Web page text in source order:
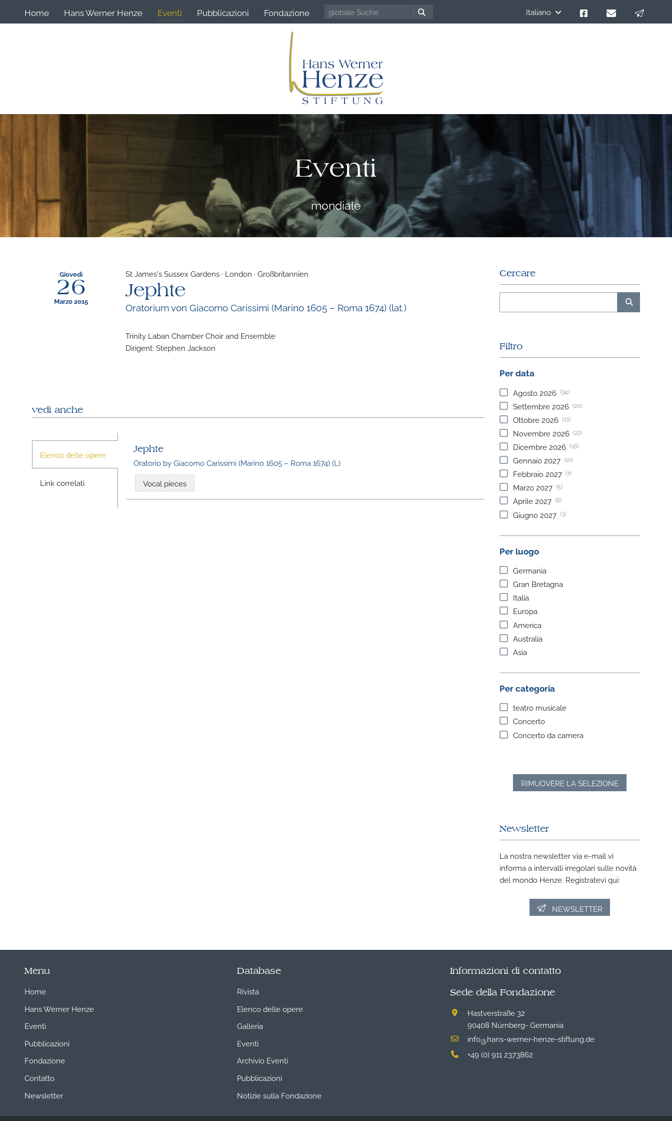
Home Hans Werner Henze Eventi Pubblicazioni Fondazione Italiano
Eventi
mondiale
Giovedì
26
Marzo 2015
St James's Sussex Gardens · London · Großbritannien
Jephte
Oratorium von Giacomo Carissimi (Marino 1605 – Roma 1674) (lat.)
Trinity Laban Chamber Choir and Ensemble
Dirigent: Stephen Jackson
vedi anche
Elenco delle opere
Link correlati
Jephte
Oratorio by Giacomo Carissimi (Marino 1605 – Roma 1674) (L)
Vocal pieces
Cercare
Filtro
Per data
Agosto 2026 (34)
Settembre 2026 (20)
Ottobre 2026 (21)
Novembre 2026 (22)
Dicembre 2026 (16)
Gennaio 2027 (10)
Febbraio 2027 (7)
Marzo 2027 (5)
Aprile 2027 (6)
Giugno 2027 (3)
Per luogo
Germania
Gran Bretagna
Italia
Europa
America
Australia
Asia
Per categoria
teatro musicale
Concerto
Concerto da camera
RIMUOVERE LA SELEZIONE
Newsletter
La nostra newsletter via e-mail vi
informa a intervalli irregolari sulle novità
del mondo Henze. Registratevi qui:
NEWSLETTER
Menu
Home
Hans Werner Henze
Eventi
Pubblicazioni
Fondazione
Contatto
Newsletter
Database
Rivista
Elenco delle opere
Galleria
Eventi
Archivio Eventi
Pubblicazioni
Notizie sulla Fondazione
Informazioni di contatto
Sede della Fondazione
Hastverstraße 32
90408 Nürnberg- Germania
info@hans-werner-henze-stiftung.de
+49 (0) 911 2373862